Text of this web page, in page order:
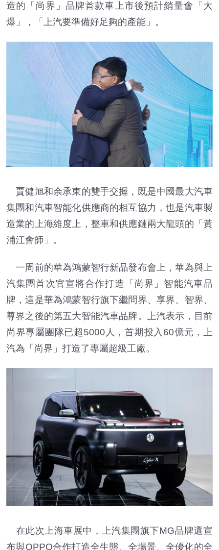
造的「尚界」品牌首款車上市後預計銷量會「大
爆」，「上汽要準備好足夠的產能」。
賈健旭和余承東的雙手交握，既是中國最大汽車
集團和汽車智能化供應商的相互協力，也是汽車製
造業的上海維度上，整車和供應鏈兩大龍頭的「黃
浦江會師」。
一周前的華為鴻蒙智行新品發布會上，華為與上
汽集團首次官宣將合作打造「尚界」智能汽車品
牌，這是華為鴻蒙智行旗下繼問界、享界、智界、
尊界之後的第五大智能汽車品牌。上汽表示，目前
尚界專屬團隊已超5000人，首期投入60億元，上
汽為「尚界」打造了專屬超級工廠。
在此次上海車展中，上汽集團旗下MG品牌還宣
布與OPPO合作打造全生態、全場景、全優化的全